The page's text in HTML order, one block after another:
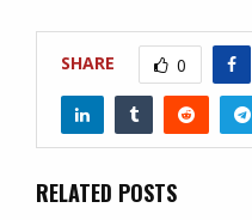
SHARE 0
RELATED POSTS